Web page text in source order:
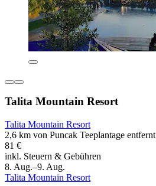
Talita Mountain Resort
Talita Mountain Resort
2,6 km von Puncak Teeplantage entfernt
81 €
inkl. Steuern & Gebühren
8. Aug.–9. Aug.
Talita Mountain Resort